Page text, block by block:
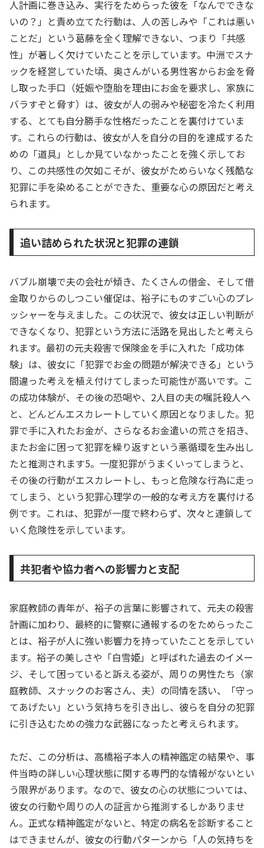
人計画に巻き込み、実行をためらった彼を「なんでできな
いの？」と責め立てた行動は、人の苦しみや「これは悪い
ことだ」という葛藤を全く理解できない、つまり「共感
性」が著しく欠けていたことを示しています。中洲でスナ
ックを経営していた頃、奥さんがいる男性客からお金を脅
し取った手口（妊娠や堕胎を理由にお金を要求し、家族に
バラすぞと脅す）は、彼女が人の弱みや秘密を冷たく利用
する、とても自分勝手な性格だったことを裏付けていま
す。これらの行動は、彼女が人を自分の目的を達成するた
めの「道具」としか見ていなかったことを強く示してお
り、この共感性の欠如こそが、彼女がためらいなく残酷な
犯罪に手を染めることができた、重要な心の原因だと考え
られます。
追い詰められた状況と犯罪の連鎖
バブル崩壊で夫の会社が傾き、たくさんの借金、そして借
金取りからのしつこい催促は、裕子にものすごい心のプレ
ッシャーを与えました。この状況で、彼女は正しい判断が
できなくなり、犯罪という方法に活路を見出したと考えら
れます。最初の元夫殺害で保険金を手に入れた「成功体
験」は、彼女に「犯罪でお金の問題が解決できる」という
間違った考えを植え付けてしまった可能性が高いです。こ
の成功体験が、その後の恐喝や、2人目の夫の嘱託殺人へ
と、どんどんエスカレートしていく原因となりました。犯
罪で手に入れたお金が、さらなるお金遣いの荒さを招き、
またお金に困って犯罪を繰り返すという悪循環を生み出し
たと推測されます5。一度犯罪がうまくいってしまうと、
その後の行動がエスカレートし、もっと危険な行為に走っ
てしまう、という犯罪心理学の一般的な考え方を裏付ける
例です。これは、犯罪が一度で終わらず、次々と連鎖して
いく危険性を示しています。
共犯者や協力者への影響力と支配
家庭教師の青年が、裕子の言葉に影響されて、元夫の殺害
計画に加わり、最終的に警察に通報するのをためらったこ
とは、裕子が人に強い影響力を持っていたことを示してい
ます。裕子の美しさや「白雪姫」と呼ばれた過去のイメー
ジ、そして困っていると訴える姿が、周りの男性たち（家
庭教師、スナックのお客さん、夫）の同情を誘い、「守っ
てあげたい」という気持ちを引き出し、彼らを自分の犯罪
に引き込むための強力な武器になったと考えられます。
ただ、この分析は、高橋裕子本人の精神鑑定の結果や、事
件当時の詳しい心理状態に関する専門的な情報がないとい
う限界があります。なので、彼女の心の状態については、
彼女の行動や周りの人の証言から推測するしかありませ
ん。正式な精神鑑定がないと、特定の病名を診断すること
はできませんが、彼女の行動パターンから「人の気持ちを